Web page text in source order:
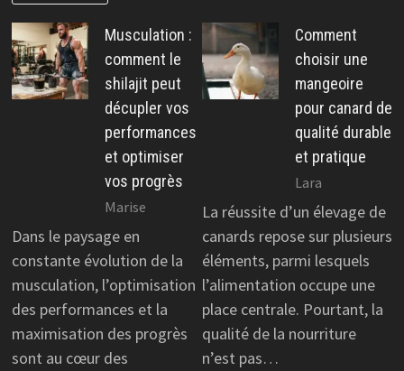
Musculation :
comment le
shilajit peut
décupler vos
performances
et optimiser
vos progrès
Marise
Dans le paysage en
constante évolution de la
musculation, l’optimisation
des performances et la
maximisation des progrès
sont au cœur des
Comment
choisir une
mangeoire
pour canard de
qualité durable
et pratique
Lara
La réussite d’un élevage de
canards repose sur plusieurs
éléments, parmi lesquels
l’alimentation occupe une
place centrale. Pourtant, la
qualité de la nourriture
n’est pas…